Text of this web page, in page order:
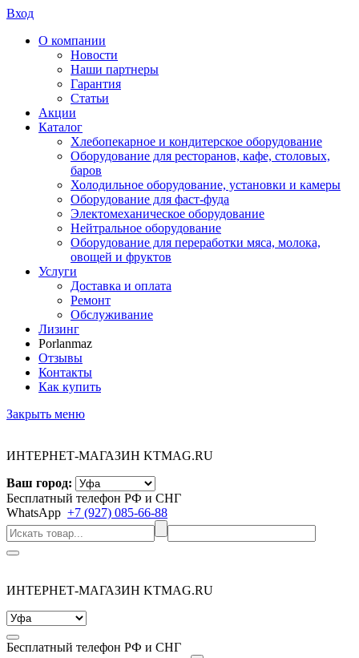
Вход
О компании
Новости
Наши партнеры
Гарантия
Статьи
Акции
Каталог
Хлебопекарное и кондитерское оборудование
Оборудование для ресторанов, кафе, столовых,
баров
Холодильное оборудование, установки и камеры
Оборудование для фаст-фуда
Электомеханическое оборудование
Нейтральное оборудование
Оборудование для переработки мяса, молока,
овощей и фруктов
Услуги
Доставка и оплата
Ремонт
Обслуживание
Лизинг
Porlanmaz
Отзывы
Контакты
Как купить
Закрыть меню
ИНТЕРНЕТ-МАГАЗИН KTMAG.RU
Ваш город:
Бесплатный телефон РФ и СНГ
WhatsApp +7 (927) 085-66-88
ИНТЕРНЕТ-МАГАЗИН KTMAG.RU
Бесплатный телефон РФ и СНГ